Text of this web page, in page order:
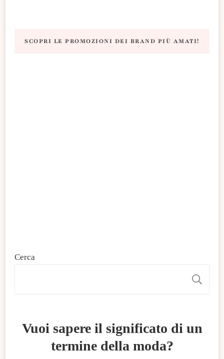
SCOPRI LE PROMOZIONI DEI BRAND PIÙ AMATI!
Cerca
Vuoi sapere il significato di un
termine della moda?